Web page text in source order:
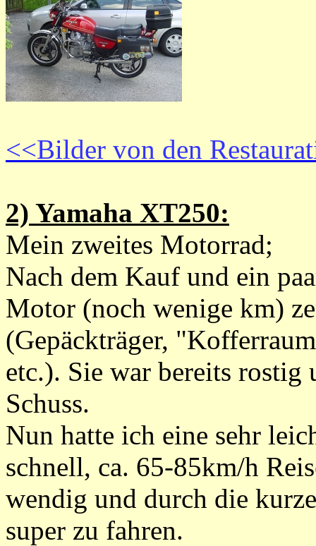
<<Bilder von den
2) Yamaha XT250:
Mein zweites Motorrad;
Nach dem Kauf und ein
Motor (noch wenige km)
(Gepäckträger,
etc.). Sie war bereits
Schuss.
Nun hatte ich eine sehr
schnell, ca. 65-85km/h
wendig und durch die
super zu fahren.